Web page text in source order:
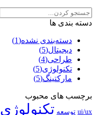
دسته بندی ها
دسته‌بندی نشده(1)
دیجیتال(5)
طراحی(4)
تکنولوژی(5)
مارکتینگ(5)
برچسب های محبوب
ui/ux توسعه تکنولوژی